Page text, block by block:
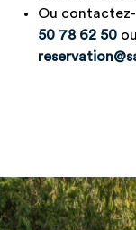
Ou
50 78 62 50